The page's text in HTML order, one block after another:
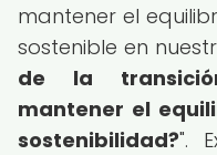
mantener el
sostenible en
de la
mantener el
sostenibilidad?".